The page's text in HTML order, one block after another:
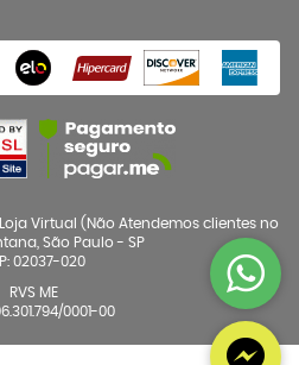
Virtual (Não Atendemos clientes no
São Paulo - SP
02037-020
RVS ME
0001-00